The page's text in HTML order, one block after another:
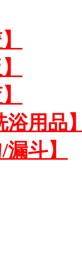
浴用品
斗】